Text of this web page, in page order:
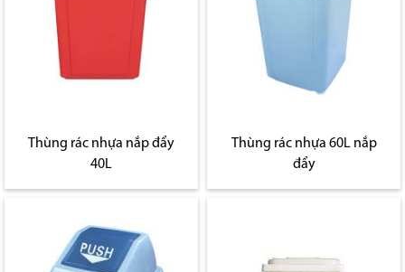
Thùng rác nhựa nắp đẩy
40L
Thùng rác nhựa 60L nắp
đẩy